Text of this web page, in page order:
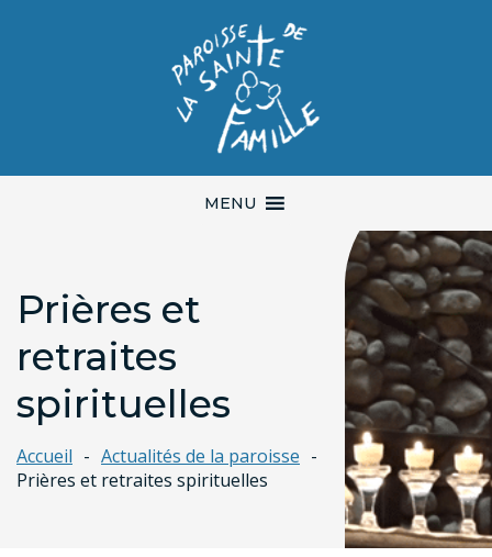
MENU
Prières et
retraites
spirituelles
Accueil
Actualités de la paroisse
Prières et retraites spirituelles